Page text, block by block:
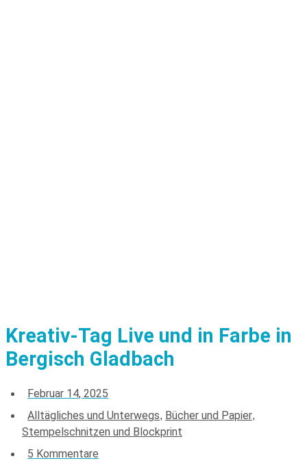
Kreativ-Tag Live und in Farbe in
Bergisch Gladbach
Februar 14, 2025
Alltägliches und Unterwegs, Bücher und Papier,
Stempelschnitzen und Blockprint
5 Kommentare